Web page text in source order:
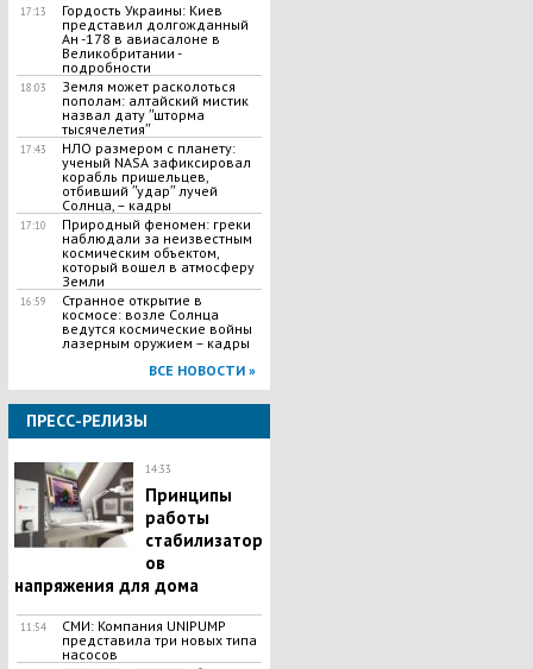
17:13
​Гордость Украины: Киев
представил долгожданный
Ан -178 в авиасалоне в
Великобритании -
подробности
18:03
Земля может расколоться
пополам: алтайский мистик
назвал дату ʺшторма
тысячелетияʺ
17:43
НЛО размером с планету:
ученый NASA зафиксировал
корабль пришельцев,
отбивший ʺударʺ лучей
Солнца, – кадры
17:10
Природный феномен: греки
наблюдали за неизвестным
космическим объектом,
который вошел в атмосферу
Земли
16:59
Странное открытие в
космосе: возле Солнца
ведутся космические войны
лазерным оружием – кадры
ВСЕ НОВОСТИ »
ПРЕСС-РЕЛИЗЫ
14:33
Принципы
работы
стабилизатор
ов
напряжения для дома
11:54
СМИ: Компания UNIPUMP
представила три новых типа
насосов